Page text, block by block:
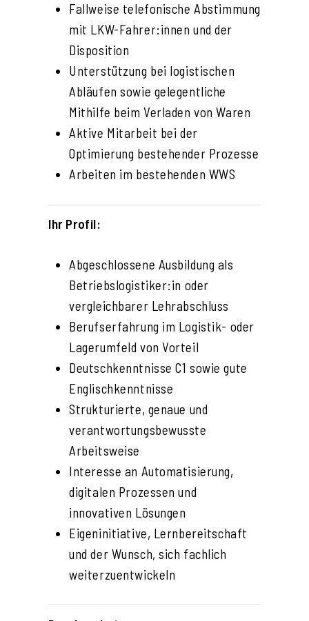
Fallweise telefonische Abstimmung
mit LKW-Fahrer:innen und der
Disposition
Unterstützung bei logistischen
Abläufen sowie gelegentliche
Mithilfe beim Verladen von Waren
Aktive Mitarbeit bei der
Optimierung bestehender Prozesse
Arbeiten im bestehenden WWS
Ihr Profil:
Abgeschlossene Ausbildung als
Betriebslogistiker:in oder
vergleichbarer Lehrabschluss
Berufserfahrung im Logistik- oder
Lagerumfeld von Vorteil
Deutschkenntnisse C1 sowie gute
Englischkenntnisse
Strukturierte, genaue und
verantwortungsbewusste
Arbeitsweise
Interesse an Automatisierung,
digitalen Prozessen und
innovativen Lösungen
Eigeninitiative, Lernbereitschaft
und der Wunsch, sich fachlich
weiterzuentwickeln